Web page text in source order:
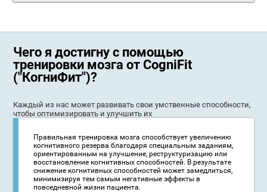
Чего я достигну с помощью
тренировки мозга от CogniFit
("КогниФит")?
Каждый из нас может развивать свои умственные способности,
чтобы оптимизировать и улучшить их
Правильная тренировка мозга способствует увеличению
когнитивного резерва благодаря специальным заданиям,
ориентированным на улучшение, реструктуризацию или
восстановление когнитивных способностей. В результате
снижение когнитивных способностей может замедлиться,
минимизируя тем самым негативные эффекты в
повседневной жизни пациента.